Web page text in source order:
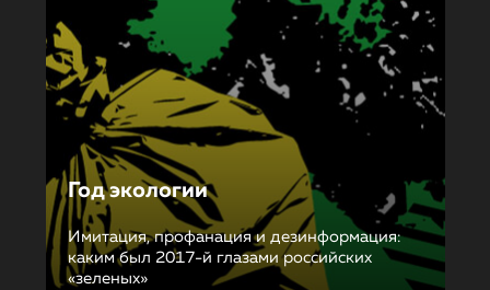
Год экологии
Имитация, профанация и дезинформация:
каким был 2017-й глазами российских
«зеленых»